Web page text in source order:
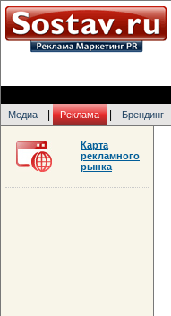
Медиа Реклама Брендинг
Карта
рекламного
рынка